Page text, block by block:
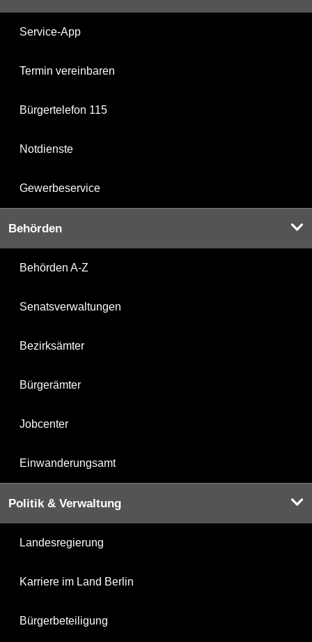
Service-App
Termin vereinbaren
Bürgertelefon 115
Notdienste
Gewerbeservice
Behörden
Behörden A-Z
Senatsverwaltungen
Bezirksämter
Bürgerämter
Jobcenter
Einwanderungsamt
Politik & Verwaltung
Landesregierung
Karriere im Land Berlin
Bürgerbeteiligung